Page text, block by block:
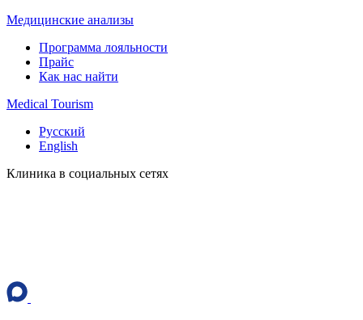
Медицинские анализы
Программа лояльности
Прайс
Как нас найти
Medical Tourism
Русский
English
Клиника в социальных сетях